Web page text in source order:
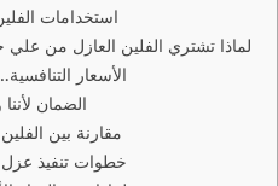
استخدامات
لماذا تشتري الفلين العازل من علي
الأسعار
الضمان
مقارنة بين
خطوات تنفيذ عزل